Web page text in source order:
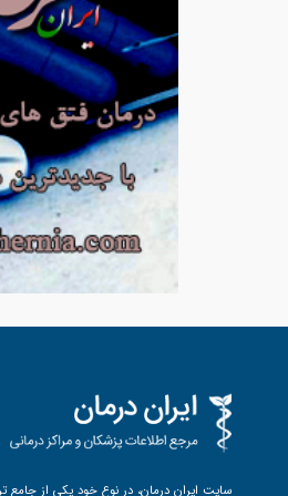
سایت ایران درمان، در نوع خود یکی از